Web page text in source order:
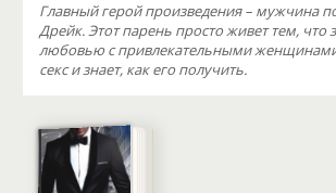
Главный герой произведения – мужчина
Дрейк. Этот парень просто живет тем, что
любовью с привлекательными
секс и знает, как его получить.